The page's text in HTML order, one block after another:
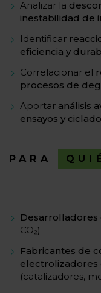
Analizar la
inestabilidad de
Identificar
eficiencia y
Correlacionar el
procesos de
Aportar análisis
ensayos y
PARA
CO₂)
Fabricantes de
electrolizadores
(catalizadores,